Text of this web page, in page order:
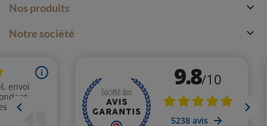
Nos produits 
Notre société 